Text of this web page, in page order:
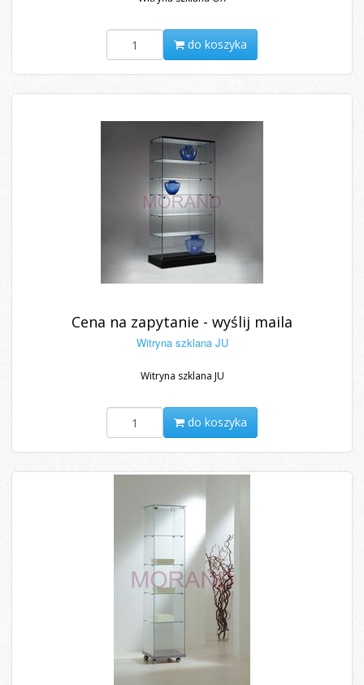
do koszyka
Cena na zapytanie - wyślij maila
Witryna szklana JU
Witryna szklana JU
do koszyka